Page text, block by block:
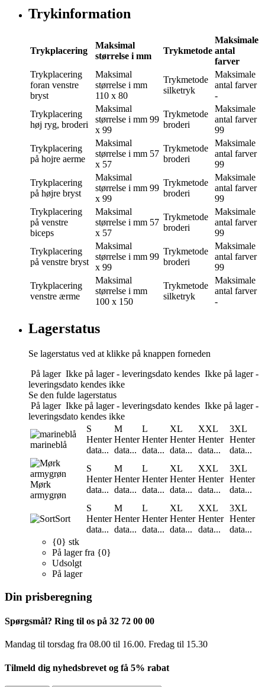
Trykinformation
Trykplacering
Maksimal
størrelse i mm
Trykmetode
Maksimale
antal
farver
Trykplacering
foran venstre
bryst
Maksimal
størrelse i mm
110 x 80
Trykmetode
silketryk
Maksimale
antal farver
-
Trykplacering
høj ryg, broderi
Maksimal
størrelse i mm 99
x 99
Trykmetode
broderi
Maksimale
antal farver
99
Trykplacering
på hojre aerme
Maksimal
størrelse i mm 57
x 57
Trykmetode
broderi
Maksimale
antal farver
99
Trykplacering
på højre bryst
Maksimal
størrelse i mm 99
x 99
Trykmetode
broderi
Maksimale
antal farver
99
Trykplacering
på venstre
biceps
Maksimal
størrelse i mm 57
x 57
Trykmetode
broderi
Maksimale
antal farver
99
Trykplacering
på venstre bryst
Maksimal
størrelse i mm 99
x 99
Trykmetode
broderi
Maksimale
antal farver
99
Trykplacering
venstre ærme
Maksimal
størrelse i mm
100 x 150
Trykmetode
silketryk
Maksimale
antal farver
-
Lagerstatus
Se lagerstatus ved at klikke på knappen forneden
På lager Ikke på lager - leveringsdato kendes Ikke på lager -
leveringsdato kendes ikke
Se den fulde lagerstatus
På lager Ikke på lager - leveringsdato kendes Ikke på lager -
leveringsdato kendes ikke
marineblå
S
Henter
data...
M
Henter
data...
L
Henter
data...
XL
Henter
data...
XXL
Henter
data...
3XL
Henter
data...
Mørk
armygrøn
S
Henter
data...
M
Henter
data...
L
Henter
data...
XL
Henter
data...
XXL
Henter
data...
3XL
Henter
data...
Sort
S
Henter
data...
M
Henter
data...
L
Henter
data...
XL
Henter
data...
XXL
Henter
data...
3XL
Henter
data...
{0} stk
På lager fra {0}
Udsolgt
På lager
Din prisberegning
Spørgsmål? Ring til os på 32 72 00 00
Mandag til torsdag fra 08.00 til 16.00. Fredag ​​til 15.30
Tilmeld dig nyhedsbrevet og få 5% rabat